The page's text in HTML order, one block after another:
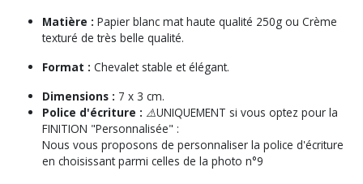
Matière : Papier blanc mat haute qualité 250g ou Crème
texturé de très belle qualité.
Format : Chevalet stable et élégant.
Dimensions : 7 x 3 cm.
Police d'écriture : ⚠️UNIQUEMENT si vous optez pour la
FINITION "Personnalisée" :
Nous vous proposons de personnaliser la police d'écriture
en choisissant parmi celles de la photo n°9